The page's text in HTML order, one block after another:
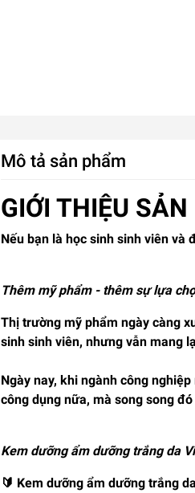
Mô tả sản phẩm
GIỚI THIỆU
Nếu bạn là học sinh sinh viên và
Thêm mỹ phẩm - thêm sự lựa
Thị trường mỹ phẩm ngày càng
sinh sinh viên, nhưng vẫn mang
Ngày nay, khi ngành công
công dụng nữa, mà song song
Kem dưỡng ẩm dưỡng trắng da
🔰 Kem dưỡng ẩm dưỡng trắng